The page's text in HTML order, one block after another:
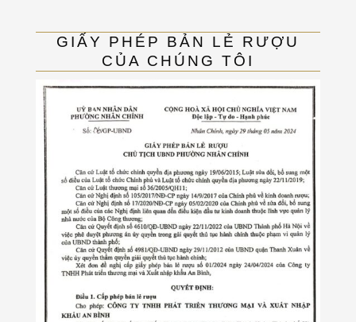
GIẤY PHÉP BẢN LẺ RƯỢU
CỦA CHÚNG TÔI